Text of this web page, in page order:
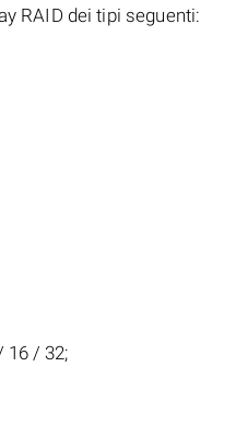
RAID dei tipi seguenti:
16 / 32;